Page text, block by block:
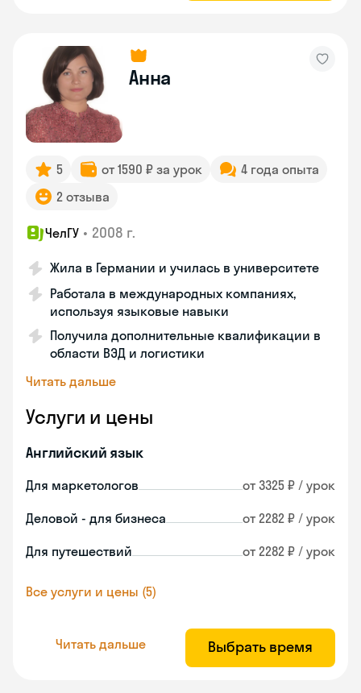
Анна
5 от 1590 ₽ за урок
4 года опыта
2 отзыва
ЧелГУ • 2008 г.
Жила в Германии и училась в университете
Работала в международных компаниях,
используя языковые навыки
Получила дополнительные квалификации в
области ВЭД и логистики
Читать дальше
Услуги и цены
Английский язык
Для маркетологов от 3325 ₽ / урок
Деловой - для бизнеса от 2282 ₽ / урок
Для путешествий от 2282 ₽ / урок
Все услуги и цены (5)
Читать дальше Выбрать время